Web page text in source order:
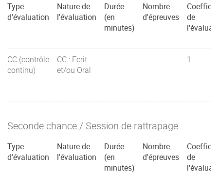
Type
d'évaluation
Nature de
l'évaluation
Durée
(en
minutes)
Nombre
d'épreuves
de
CC (contrôle
continu)
CC : Ecrit
et/ou Oral
1
Seconde chance / Session de rattrapage
Type
d'évaluation
Nature de
l'évaluation
Durée
(en
minutes)
Nombre
d'épreuves
de